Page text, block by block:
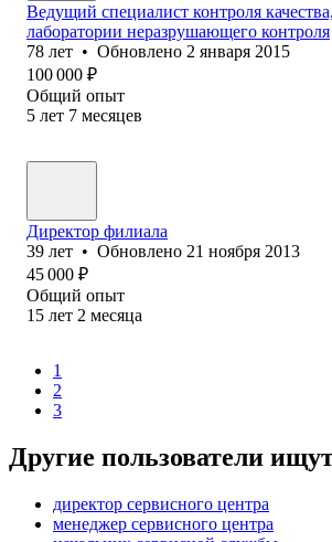
Ведущий специалист контроля
лаборатории неразрушающего контроля
78 лет • Обновлено 2 января 2015
100 000 ₽
Общий опыт
5 лет 7 месяцев
Директор филиала
39 лет • Обновлено 21 ноября 2013
45 000 ₽
Общий опыт
15 лет 2 месяца
1
2
3
Другие пользователи
директор сервисного центра
менеджер сервисного центра